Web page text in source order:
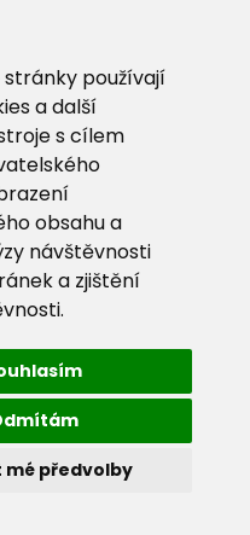
používají
a další
s cílem
obsahu a
návštěvnosti
a zjištění
mé předvolby
obchodu či legislativy